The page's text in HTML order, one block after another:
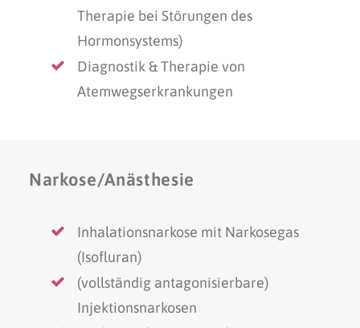
Therapie bei Störungen des
Hormonsystems)
Diagnostik & Therapie von
Atemwegserkrankungen
Narkose/Anästhesie
Inhalationsnarkose mit Narkosegas
(Isofluran)
(vollständig antagonisierbare)
Injektionsnarkosen